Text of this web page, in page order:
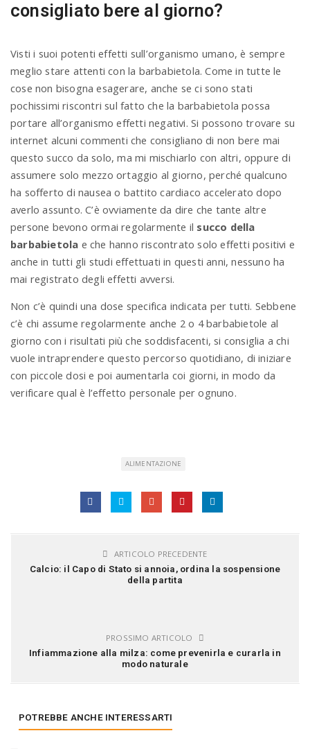
consigliato bere al giorno?
Visti i suoi potenti effetti sull’organismo umano, è sempre
meglio stare attenti con la barbabietola. Come in tutte le
cose non bisogna esagerare, anche se ci sono stati
pochissimi riscontri sul fatto che la barbabietola possa
portare all’organismo effetti negativi. Si possono trovare su
internet alcuni commenti che consigliano di non bere mai
questo succo da solo, ma mi mischiarlo con altri, oppure di
assumere solo mezzo ortaggio al giorno, perché qualcuno
ha sofferto di nausea o battito cardiaco accelerato dopo
averlo assunto. C’è ovviamente da dire che tante altre
persone bevono ormai regolarmente il succo della
barbabietola e che hanno riscontrato solo effetti positivi e
anche in tutti gli studi effettuati in questi anni, nessuno ha
mai registrato degli effetti avversi.
Non c’è quindi una dose specifica indicata per tutti. Sebbene
c’è chi assume regolarmente anche 2 o 4 barbabietole al
giorno con i risultati più che soddisfacenti, si consiglia a chi
vuole intraprendere questo percorso quotidiano, di iniziare
con piccole dosi e poi aumentarla coi giorni, in modo da
verificare qual è l’effetto personale per ognuno.
ALIMENTAZIONE
ARTICOLO PRECEDENTE
Calcio: il Capo di Stato si annoia, ordina la sospensione
della partita
PROSSIMO ARTICOLO
Infiammazione alla milza: come prevenirla e curarla in
modo naturale
POTREBBE ANCHE INTERESSARTI